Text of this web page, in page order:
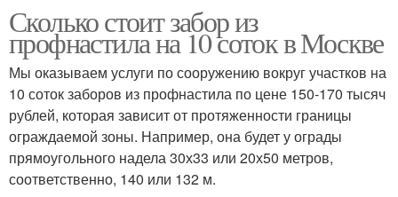
Сколько стоит забор из
профнастила на 10 соток в Москве
Мы оказываем услуги по сооружению вокруг участков на
10 соток заборов из профнастила по цене 150-170 тысяч
рублей, которая зависит от протяженности границы
ограждаемой зоны. Например, она будет у ограды
прямоугольного надела 30х33 или 20х50 метров,
соответственно, 140 или 132 м.